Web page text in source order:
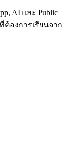
AI และ Public
ต้องการเรียนจาก